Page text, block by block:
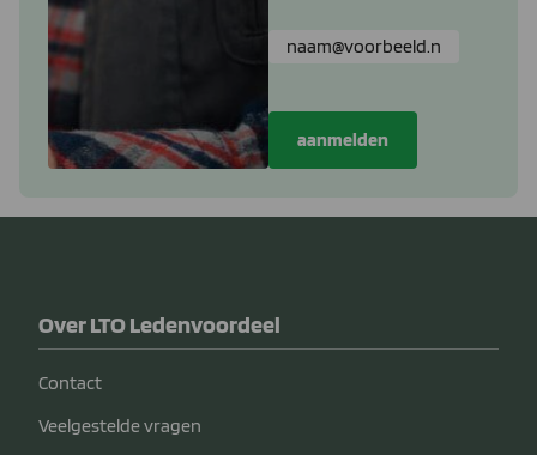
Over LTO Ledenvoordeel
Contact
Veelgestelde vragen